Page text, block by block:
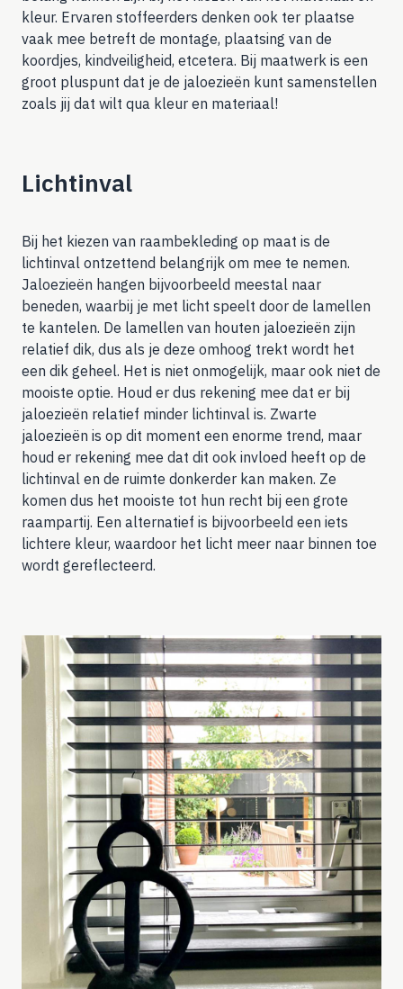
kleur. Ervaren stoffeerders denken ook ter plaatse
vaak mee betreft de montage, plaatsing van de
koordjes, kindveiligheid, etcetera. Bij maatwerk is een
groot pluspunt dat je de jaloezieën kunt samenstellen
zoals jij dat wilt qua kleur en materiaal!
Lichtinval
Bij het kiezen van raambekleding op maat is de
lichtinval ontzettend belangrijk om mee te nemen.
Jaloezieën hangen bijvoorbeeld meestal naar
beneden, waarbij je met licht speelt door de lamellen
te kantelen. De lamellen van houten jaloezieën zijn
relatief dik, dus als je deze omhoog trekt wordt het
een dik geheel. Het is niet onmogelijk, maar ook niet de
mooiste optie. Houd er dus rekening mee dat er bij
jaloezieën relatief minder lichtinval is. Zwarte
jaloezieën is op dit moment een enorme trend, maar
houd er rekening mee dat dit ook invloed heeft op de
lichtinval en de ruimte donkerder kan maken. Ze
komen dus het mooiste tot hun recht bij een grote
raampartij. Een alternatief is bijvoorbeeld een iets
lichtere kleur, waardoor het licht meer naar binnen toe
wordt gereflecteerd.